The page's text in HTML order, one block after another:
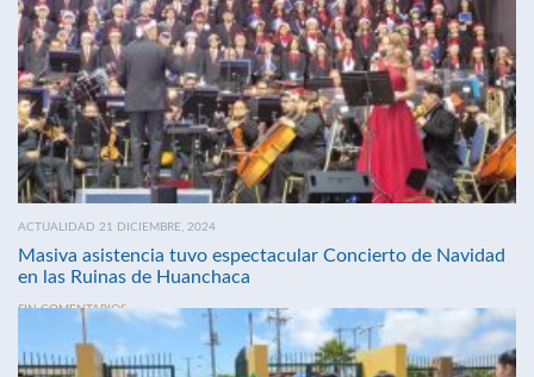
ACTUALIDAD 21 DICIEMBRE, 2024
Masiva asistencia tuvo espectacular Concierto de Navidad
en las Ruinas de Huanchaca
SIN COMENTARIOS